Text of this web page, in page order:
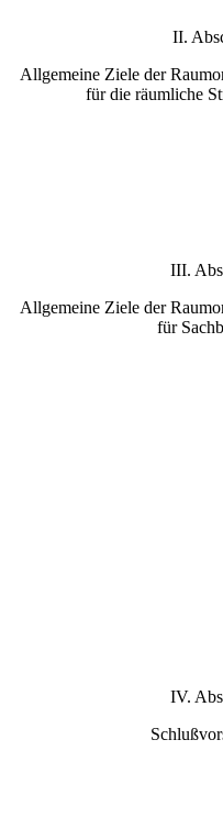
II.
Allgemeine Ziele der
für die räumliche
III.
Allgemeine Ziele der
für
IV.